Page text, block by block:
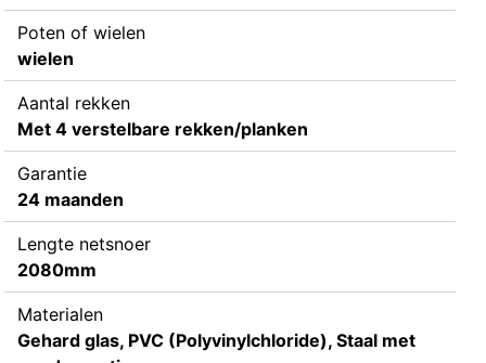
Poten of wielen
wielen
Aantal rekken
Met 4 verstelbare rekken/planken
Garantie
24 maanden
Lengte netsnoer
2080mm
Materialen
Gehard glas, PVC (Polyvinylchloride), Staal met